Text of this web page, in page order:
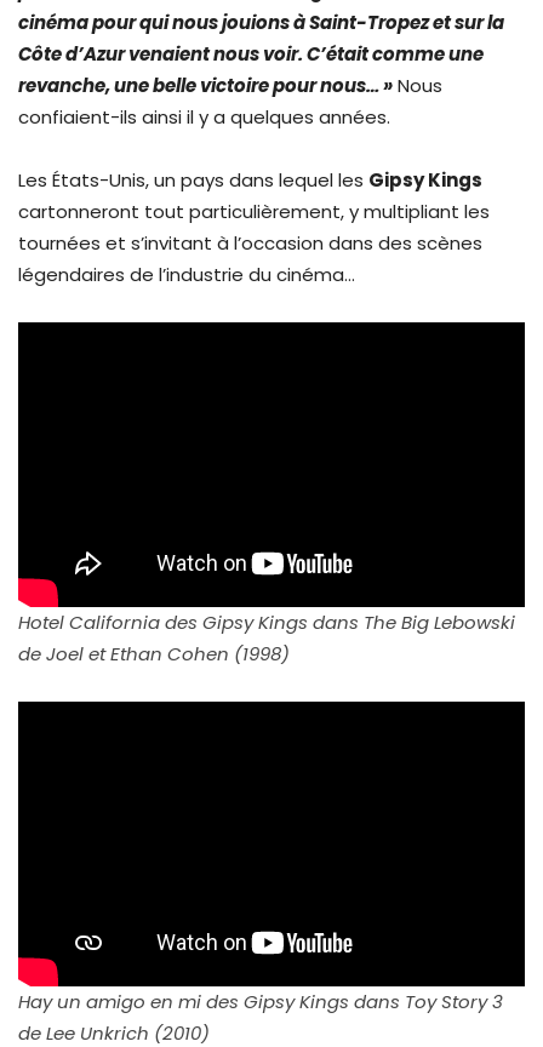
cinéma pour qui nous jouions à Saint-Tropez et sur la
Côte d’Azur venaient nous voir. C’était comme une
revanche, une belle victoire pour nous… »Nous
confiaient-ils ainsi il y a quelques années.
Les États-Unis, un pays dans lequel les Gipsy Kings
cartonneront tout particulièrement, y multipliant les
tournées et s’invitant à l’occasion dans des scènes
légendaires de l’industrie du cinéma…
Hotel California des Gipsy Kings dans The Big Lebowski
de Joel et Ethan Cohen (1998)
Hay un amigo en mi des Gipsy Kings dans Toy Story 3
de Lee Unkrich (2010)